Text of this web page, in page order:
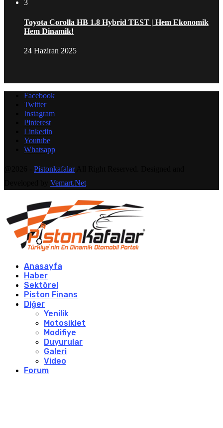
3
Toyota Corolla HB 1.8 Hybrid TEST | Hem Ekonomik
Hem Dinamik!
24 Haziran 2025
Facebook
Twitter
Instagram
Pinterest
Linkedin
Youtube
Whatsapp
PistonkafalarAll Right Reserved. Designed and
Vemart.Net
Anasayfa
Haber
Sektörel
Piston Finans
Diğer
Yenilik
Motosiklet
Modifiye
Duyurular
Galeri
Video
Forum